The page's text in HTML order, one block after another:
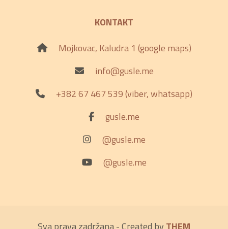
KONTAKT
Mojkovac, Kaludra 1 (google maps)
info@gusle.me
+382 67 467 539 (viber, whatsapp)
gusle.me
@gusle.me
@gusle.me
Sva prava zadržana - Created by THEM